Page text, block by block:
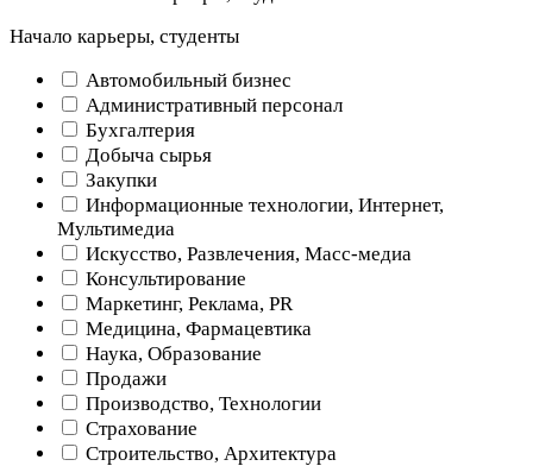
Начало карьеры, студенты
Автомобильный бизнес
Административный персонал
Бухгалтерия
Добыча сырья
Закупки
Информационные технологии, Интернет,
Мультимедиа
Искусство, Развлечения, Масс-медиа
Консультирование
Маркетинг, Реклама, PR
Медицина, Фармацевтика
Наука, Образование
Продажи
Производство, Технологии
Страхование
Строительство, Архитектура